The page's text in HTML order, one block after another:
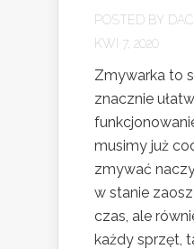
POSTED BY
KWI 7, 2020
Zmywarka to
znacznie
musimy już
zmywać
w stanie
czas, ale
każdy sprzęt,